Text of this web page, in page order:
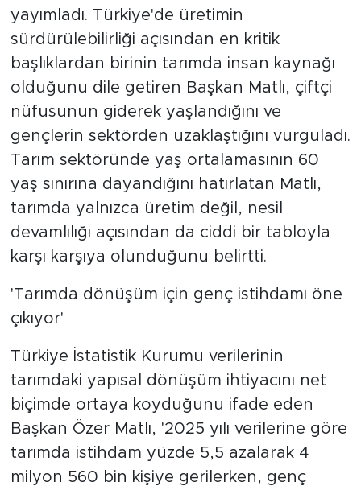
yayımladı. Türkiye'de üretimin
sürdürülebilirliği açısından en kritik
başlıklardan birinin tarımda insan kaynağı
olduğunu dile getiren Başkan Matlı, çiftçi
nüfusunun giderek yaşlandığını ve
gençlerin sektörden uzaklaştığını vurguladı.
Tarım sektöründe yaş ortalamasının 60
yaş sınırına dayandığını hatırlatan Matlı,
tarımda yalnızca üretim değil, nesil
devamlılığı açısından da ciddi bir tabloyla
karşı karşıya olunduğunu belirtti.
'Tarımda dönüşüm için genç istihdamı öne
çıkıyor'
Türkiye İstatistik Kurumu verilerinin
tarımdaki yapısal dönüşüm ihtiyacını net
biçimde ortaya koyduğunu ifade eden
Başkan Özer Matlı, '2025 yılı verilerine göre
tarımda istihdam yüzde 5,5 azalarak 4
milyon 560 bin kişiye gerilerken, genç